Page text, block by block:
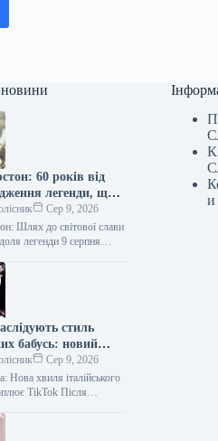
60 років від
легенди, що
падіння та
фінал
Сер 9, 2026
Шлях до світової слави
легенди 9 серпня
співачці Вітні…
стиль
бабусь: новий
NonnaСер 9, 2026
Нова хвиля італійського
TikTok Після
та невимушеної
“берегової бабусі”…
и